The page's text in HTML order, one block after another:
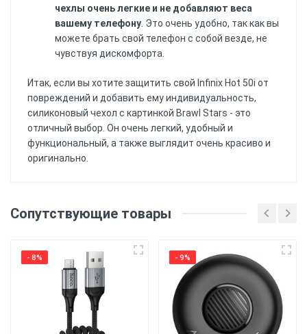
чехлы очень легкие и не добавляют веса
вашему телефону . Это очень удобно, так как вы
можете брать свой телефон с собой везде, не
чувствуя дискомфорта.
Итак, если вы хотите защитить свой Infinix Hot 50i от
повреждений и добавить ему индивидуальность,
силиконовый чехол с картинкой Brawl Stars - это
отличный выбор. Он очень легкий, удобный и
функциональный, а также выглядит очень красиво и
оригинально.
(ТПУ) материал обеспечивает хорошую защиту
гибкость и удобство использования.
Печать
: Чехол имеет
напечатанную картинку. Уф принтером,
держится более 6 месяцев.
Защита
: Чехол
Напишите отзыв или
комментарий
Сопутствующие товары
- 8% - 9%